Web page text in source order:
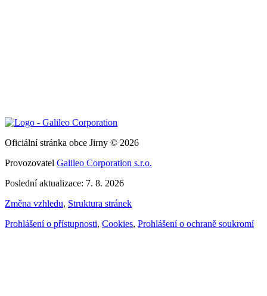
Oficiální stránka obce Jirny © 2026
Provozovatel Galileo Corporation s.r.o.
Poslední aktualizace: 7. 8. 2026
Změna vzhledu, Struktura stránek
Prohlášení o přístupnosti, Cookies, Prohlášení o ochraně soukromí